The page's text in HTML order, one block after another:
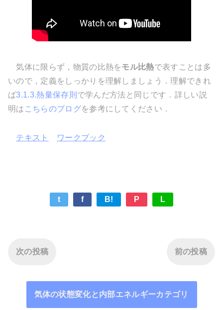
気体に限らず，物質の比熱をモル比熱で表すことは多
いので，定義をしっかりを理解しましょう．理解できれ
ば3.1.3.熱量保存則 で学んだ方法と同じです．詳しい説
明は こちらのブログを参考にしてください．
テキスト ワークブック
t f B! P L
次の投稿 前の投稿
気体の状態変化と内部エネルギーカテゴリ